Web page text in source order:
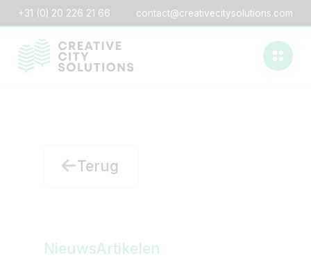
+31 (0) 20 226 21 66 contact@creativecitysolutions.com
Terug
NieuwsArtikelen